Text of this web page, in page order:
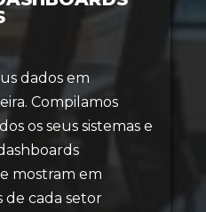
dados em
Compilamos
os seus sistemas e
mostram em
de cada setor